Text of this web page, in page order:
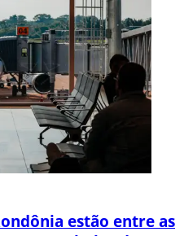
estão entre as